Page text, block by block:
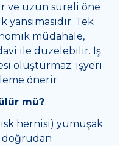
ve uzun süreli öne
Tek
müdahale,
ile düzelebilir. İş
oluşturmaz; işyeri
önerir.
mü?
hernisi) yumuşak